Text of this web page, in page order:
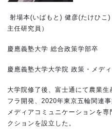
射場本(いばもと) 健彦(たけひ
主任研究員）
慶應義塾大学 総合政策学部卒
慶應義塾大学大学院 政策・メデ
大学院修了後、富士通にて農業
フラ開発、2020年東京五輪関連
メディアコミュニケーションを
クションを設立した。